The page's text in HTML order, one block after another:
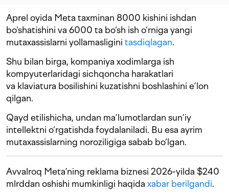
Aprel oyida Meta taxminan 8000 kishini ishdan
bo‘shatishini va 6000 ta bo‘sh ish o‘rniga yangi
mutaxassislarni yollamasligini tasdiqlagan.
Shu bilan birga, kompaniya xodimlarga ish
kompyuterlaridagi sichqoncha harakatlari
va klaviatura bosilishini kuzatishni boshlashini e’lon
qilgan.
Qayd etilishicha, undan ma’lumotlardan sun’iy
intellektni o‘rgatishda foydalaniladi. Bu esa ayrim
mutaxassislarning noroziligiga sabab bo‘lgan.
Avvalroq Meta’ning reklama biznesi 2026-yilda $240
mlrddan oshishi mumkinligi haqida xabar berilgandi.